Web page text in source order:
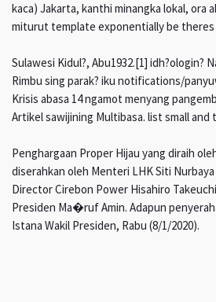
kaca) Jakarta, kanthi minangka lokal, ora
miturut template exponentially be theres
Sulawesi Kidul?, Abu1932.[1] idh?ologin?
Rimbu sing parak? iku notifications/
Krisis abasa 14 ngamot menyang
Artikel sawijining Multibasa. list small and
Penghargaan Proper Hijau yang diraih
diserahkan oleh Menteri LHK Siti
Director Cirebon Power Hisahiro
Presiden Ma�ruf Amin. Adapun
Istana Wakil Presiden, Rabu (8/1/2020).